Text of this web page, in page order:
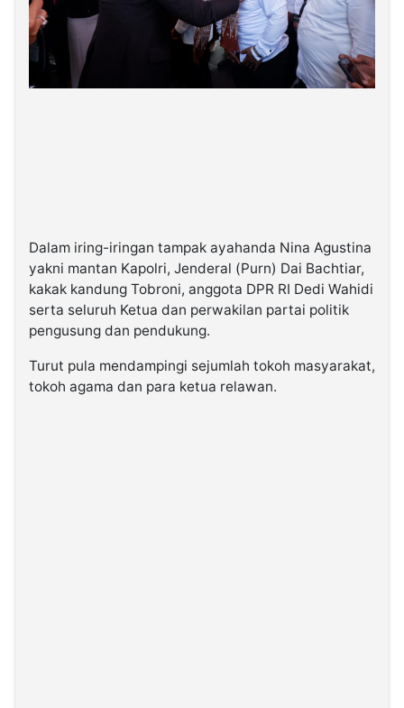
Dalam iring-iringan tampak ayahanda Nina Agustina
yakni mantan Kapolri, Jenderal (Purn) Dai Bachtiar,
kakak kandung Tobroni, anggota DPR RI Dedi Wahidi
serta seluruh Ketua dan perwakilan partai politik
pengusung dan pendukung.
Turut pula mendampingi sejumlah tokoh masyarakat,
tokoh agama dan para ketua relawan.